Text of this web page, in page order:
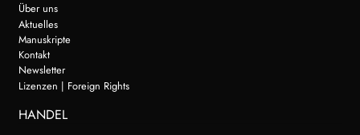
Über uns
Aktuelles
Manuskripte
Kontakt
Newsletter
Lizenzen | Foreign Rights
HANDEL